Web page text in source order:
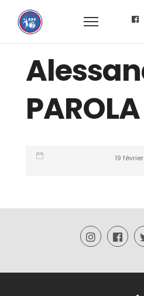
PAROLA
19